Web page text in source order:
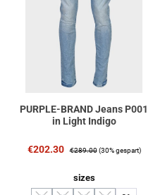
PURPLE-BRAND Jeans P001
in Light Indigo
Verkaufspreis:
€202.30 Regulärer Preis:
€289.00 (30% gespart)
sizesauswählen